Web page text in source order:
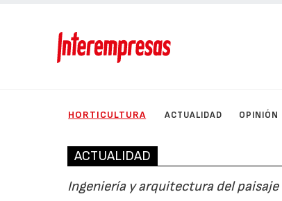
HORTICULTURA ACTUALIDAD OPINIÓN
ACTUALIDAD
Ingeniería y arquitectura del paisaje